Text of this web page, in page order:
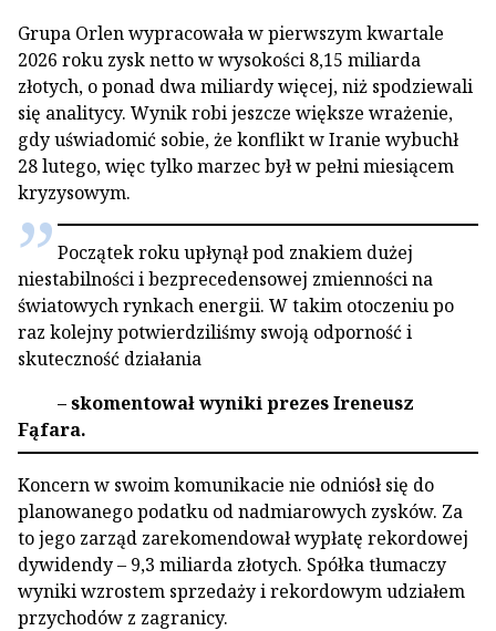
Grupa Orlen wypracowała w pierwszym kwartale
2026 roku zysk netto w wysokości 8,15 miliarda
złotych, o ponad dwa miliardy więcej, niż spodziewali
się analitycy. Wynik robi jeszcze większe wrażenie,
gdy uświadomić sobie, że konflikt w Iranie wybuchł
28 lutego, więc tylko marzec był w pełni miesiącem
kryzysowym.
Początek roku upłynął pod znakiem dużej
niestabilności i bezprecedensowej zmienności na
światowych rynkach energii. W takim otoczeniu po
raz kolejny potwierdziliśmy swoją odporność i
skuteczność działania
– skomentował wyniki prezes Ireneusz
Fąfara.
Koncern w swoim komunikacie nie odniósł się do
planowanego podatku od nadmiarowych zysków. Za
to jego zarząd zarekomendował wypłatę rekordowej
dywidendy – 9,3 miliarda złotych. Spółka tłumaczy
wyniki wzrostem sprzedaży i rekordowym udziałem
przychodów z zagranicy.